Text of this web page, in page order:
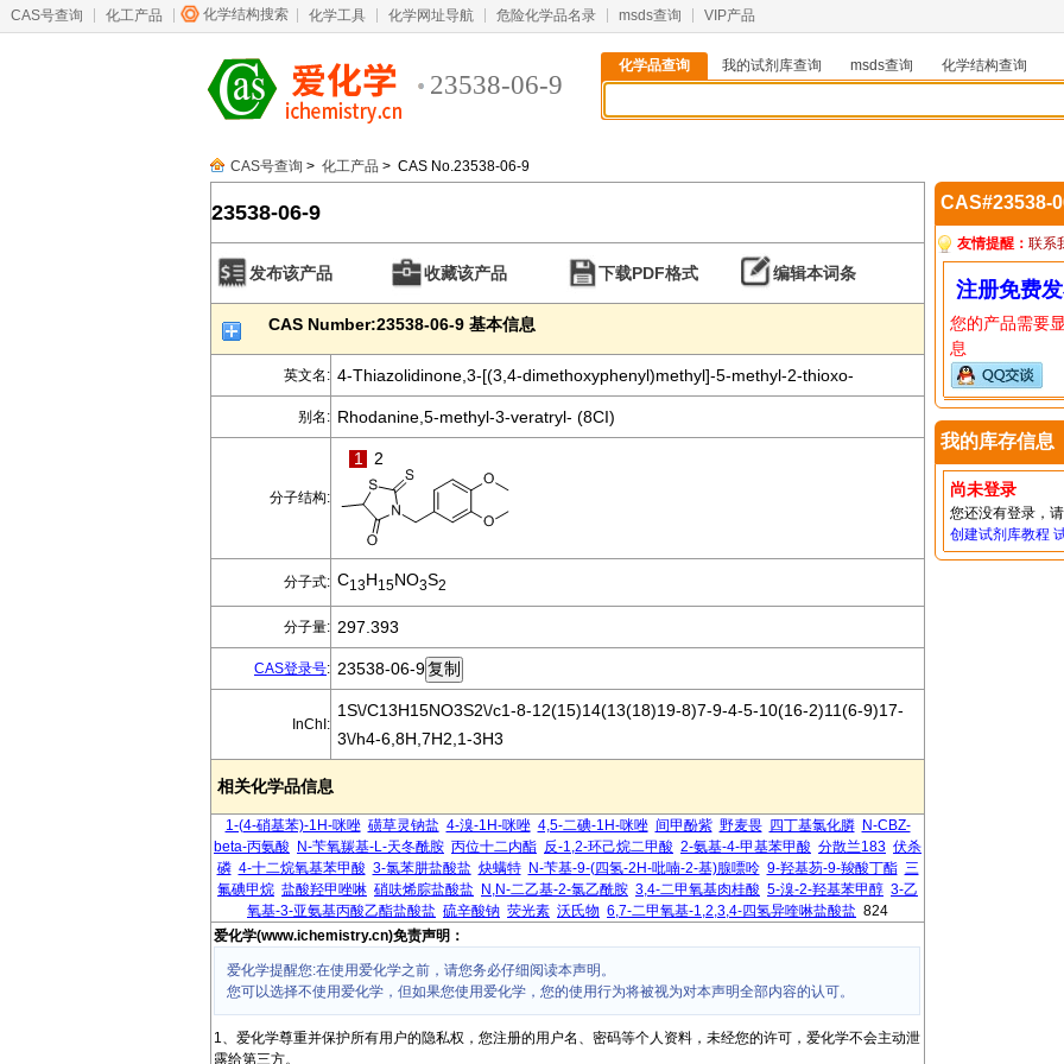
CAS号查询 化工产品 化学结构搜索 化学工具 化学网址导航 危险化学品名录 msds查询 VIP产品
23538-06-9
化学品查询 我的试剂库查询 msds查询
化学结构查询
CAS号查询 > 化工产品 > CAS No.23538-06-9
23538-06-9
发布该产品 收藏该产品 下载PDF格式 编辑本词条
CAS Number:23538-06-9 基本信息
英文名: 4-Thiazolidinone,3-[(3,4-dimethoxyphenyl)methyl]-5-methyl-2-thioxo-
别名: Rhodanine,5-methyl-3-veratryl- (8CI)
分子结构:
1 2
分子式: C13H15NO3S2
分子量: 297.393
CAS登录号: 23538-06-9
InChI:
1S\/C13H15NO3S2\/c1-8-12(15)14(13(18)19-8)7-9-4-5-10(16-2)11(6-9)17-
3\/h4-6,8H,7H2,1-3H3
相关化学品信息
1-(4-硝基苯)-1H-咪唑 磺草灵钠盐 4-溴-1H-咪唑 4,5-二碘-1H-咪唑 间甲酚紫 野麦畏 四丁基氯化膦
N-CBZ-
beta-丙氨酸
N-苄氧羰基-L-天冬酰胺 丙位十二内酯 反-1,2-环己烷二甲酸 2-氨基-4-甲基苯甲酸 分散兰183 伏杀
磷 4-十二烷氧基苯甲酸 3-氯苯肼盐酸盐 炔螨特 N-苄基-9-(四氢-2H-吡喃-2-基)腺嘌呤 9-羟基芴-9-羧酸丁酯 三
氟碘甲烷 盐酸羟甲唑啉 硝呋烯腙盐酸盐 N,N-二乙基-2-氯乙酰胺 3,4-二甲氧基肉桂酸 5-溴-2-羟基苯甲醇 3-乙
氧基-3-亚氨基丙酸乙酯盐酸盐 硫辛酸钠 荧光素 沃氏物 6,7-二甲氧基-1,2,3,4-四氢异喹啉盐酸盐 824
爱化学(www.ichemistry.cn)免责声明：
爱化学提醒您:在使用爱化学之前，请您务必仔细阅读本声明。
您可以选择不使用爱化学，但如果您使用爱化学，您的使用行为将被视为对本声明全部内容的认可。
1、爱化学尊重并保护所有用户的隐私权，您注册的用户名、密码等个人资料，未经您的许可，爱化学不会主动泄
露给第三方。
CAS#23538-
友情提醒： 联系
注册免费
您的产品需要
息
我的库存信息
尚未登录
您还没有登录，
创建试剂库教程